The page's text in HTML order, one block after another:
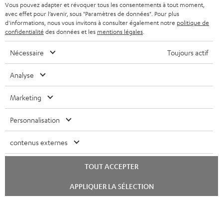
t
i
o
r
a
n
t
e
Teufel adhère à la Fédération du e-commerce et de la vente à distance (Fevad) et à sa charte
chat
Vous pouvez adapter et révoquer tous les consentements à tout moment,
avec effet pour l’avenir, sous "Paramètres de données". Pour plus
d'informations, nous vous invitons à consulter également notre politique de
confidentialité des données et les mentions légales
Nécessaire Toujours actif
Analyse
Marketing
Personnalisation
contenus externes
TOUT ACCEPTER
APPLIQUER LA SÉLECTION